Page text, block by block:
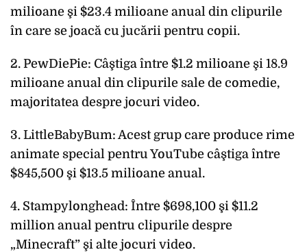
milioane şi $23.4 milioane anual din clipurile
în care se joacă cu jucării pentru copii.
2. PewDiePie: Câştiga între $1.2 milioane şi 18.9
milioane anual din clipurile sale de comedie,
majoritatea despre jocuri video.
3. LittleBabyBum: Acest grup care produce rime
animate special pentru YouTube câştiga între
$845,500 şi $13.5 milioane anual.
4. Stampylonghead: Între $698,100 şi $11.2
million anual pentru clipurile despre
„Minecraft” şi alte jocuri video.